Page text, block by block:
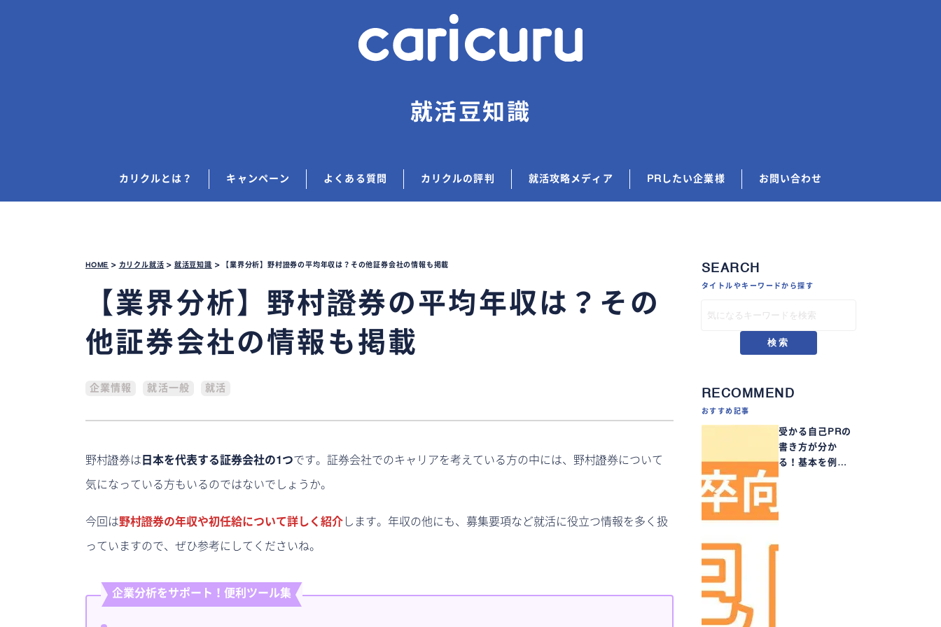
就活豆知識
カリクルとは？ キャンペーン よくある質問 カリクルの評判 就活攻略メディア PRしたい企業様 お問い合わせ
HOME > カリクル就活 > 就活豆知識 > 【業界分析】野村證券の平均年収は？その他証券会社の情報も掲載
【業界分析】野村證券の平均年収は？その
他証券会社の情報も掲載
企業情報 就活一般 就活
野村證券は 日本を代表する証券会社の1つです。証券会社でのキャリアを考えている方の中には、野村證券について
気になっている方もいるのではないでしょうか。
今回は野村證券の年収や初任給について詳しく紹介 します。年収の他にも、募集要項など就活に役立つ情報を多く扱
っていますので、ぜひ参考にしてくださいね。
企業分析をサポート！便利ツール集
SEARCH
タイトルやキーワードから探す
検索
RECOMMEND
おすすめ記事
受かる自己PRの
書き方が分か
る！基本を例…